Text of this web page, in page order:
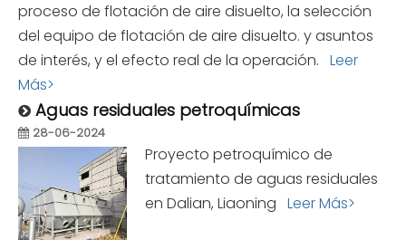
proceso de flotación de aire disuelto, la selección
del equipo de flotación de aire disuelto. y asuntos
de interés, y el efecto real de la operación. Leer
Más>
Aguas residuales petroquímicas
28-06-2024
Proyecto petroquímico de
tratamiento de aguas residuales
en Dalian, Liaoning Leer Más>